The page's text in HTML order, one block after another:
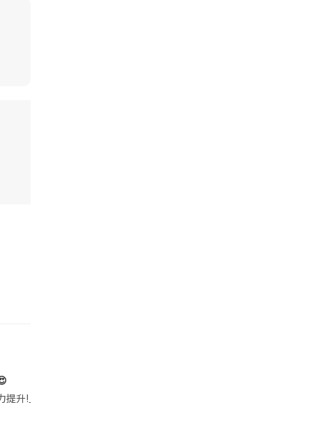
帶的行動電源機身已標示「10000mAh」，卻仍被要求當場丟
提升!｣ 長時間對住電腦､剪片寫稿,成日覺得眼睛乾澀､腦袋好似｢斷